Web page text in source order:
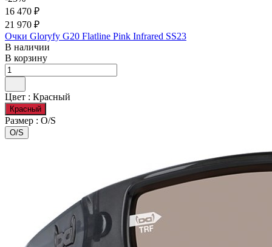
16 470 ₽
21 970 ₽
Очки Gloryfy G20 Flatline Pink Infrared SS23
В наличии
В корзину
Цвет : Красный
Красный
Размер : O/S
O/S